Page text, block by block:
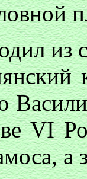
из
VI
а